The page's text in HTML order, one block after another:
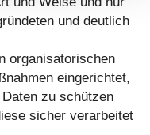
und deutlich
organisatorischen
eingerichtet,
zu schützen
sicher verarbeitet